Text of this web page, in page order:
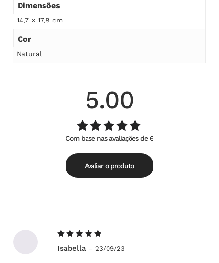
Dimensões
14,7 × 17,8 cm
Cor
Natural
5.00
Avaliação
5.00de
5
Com base nas avaliações de 6
Avaliar o produto
5de 5
Isabella – 23/09/23